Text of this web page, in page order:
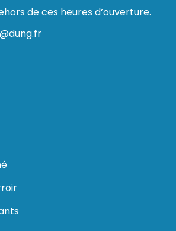
de ces heures d’ouverture.